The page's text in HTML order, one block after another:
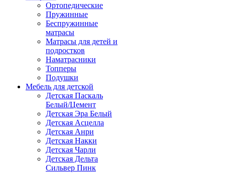
Ортопедические
Пружинные
Беспружинные
матрасы
Матрасы для детей и
подростков
Наматрасники
Топперы
Подушки
Мебель для детской
Детская Паскаль
Белый/Цемент
Детская Эра Белый
Детская Асцелла
Детская Анри
Детская Накки
Детская Чарли
Детская Дельта
Сильвер Пинк